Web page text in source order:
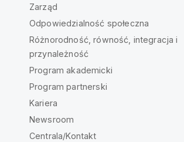
Zarząd
Odpowiedzialność społeczna
Różnorodność, równość, integracja i
przynależność
Program akademicki
Program partnerski
Kariera
Newsroom
Centrala/Kontakt